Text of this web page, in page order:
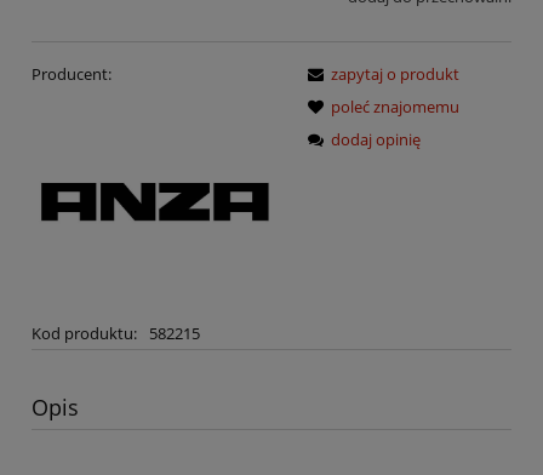
Producent:
Kod produktu: 582215
zapytaj o produkt
poleć znajomemu
dodaj opinię
Opis